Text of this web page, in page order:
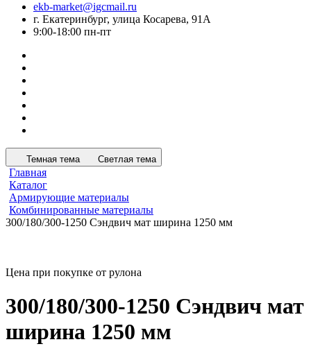
ekb-market@igcmail.ru
г. Екатеринбург, улица Косарева, 91А
9:00-18:00 пн-пт
Темная тема Светлая тема
Главная
Каталог
Армирующие материалы
Комбинированные материалы
300/180/300-1250 Сэндвич мат ширина 1250 мм
Цена при покупке от рулона
300/180/300-1250 Сэндвич мат
ширина 1250 мм